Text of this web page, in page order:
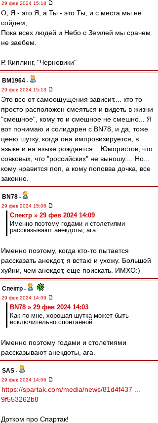
29 фев 2024 15:18
О, Я - это Я, а Ты - это Ты, и с места мы не
сойдем,
Пока всех людей и Небо с Землей мы срачем
не заебем.
Р. Киплинг, "Черновики"
BM1964 -
29 фев 2024 15:13
Это все от самоощущения зависит.... кто то
просто расположен смеяться и видеть в жизни
"смешное", кому то и смешное не смешно... Я
вот понимаю и солидарен с BN78, и да, тоже
ценю шутку, когда она импровизируется, в
языке и на языке рождается... Юмористов, что
совковых, что "российских" не выношу.... Но...
кому нравится поп, а кому поповва дочка, все
законно.
BN78 -
29 фев 2024 15:06
Спектр » 29 фев 2024 14:09
Именно поэтому годами и столетиями
рассказывают анекдоты, ага.
Именно поэтому, когда кто-то пытается
рассказать анекдот, я встаю и ухожу. Большей
хуйни, чем анекдот, еще поискать. ИМХО:)
Спектр -
29 фев 2024 14:09
BN78 » 29 фев 2024 14:03
Как по мне, хорошая шутка может быть
исключительно спонтанной.
Именно поэтому годами и столетиями
рассказывают анекдоты, ага.
SAS -
29 фев 2024 14:06
https://spartak.com/media/news/81d4f437 ...
9f553262b8
Дотком про Спартак!